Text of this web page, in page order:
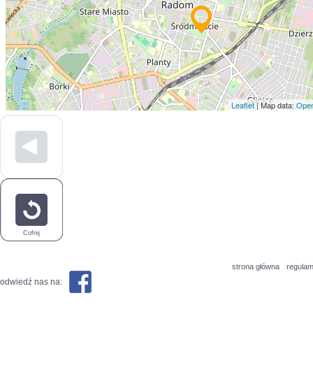
Leaflet| Map data:
Cofnij
strona główna
odwiedź nas na: